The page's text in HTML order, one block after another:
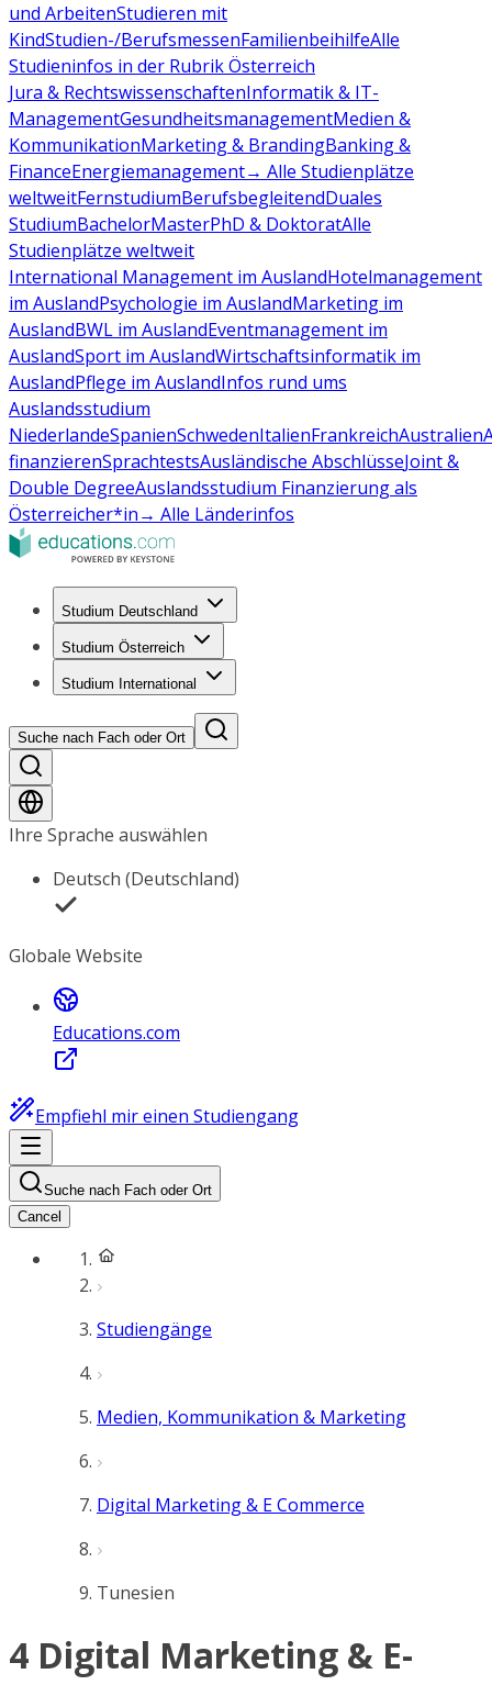
und ArbeitenStudieren mit
KindStudien-/BerufsmessenFamilienbeihilfeAlle
Studieninfos in der Rubrik Österreich
Jura & RechtswissenschaftenInformatik & IT-
ManagementGesundheitsmanagementMedien &
KommunikationMarketing & BrandingBanking &
FinanceEnergiemanagement→ Alle Studienplätze
weltweitFernstudiumBerufsbegleitendDuales
StudiumBachelorMasterPhD & DoktoratAlle
Studienplätze weltweit
International Management im AuslandHotelmanagement
im AuslandPsychologie im AuslandMarketing im
AuslandBWL im AuslandEventmanagement im
AuslandSport im AuslandWirtschaftsinformatik im
AuslandPflege im AuslandInfos rund ums
Auslandsstudium
NiederlandeSpanienSchwedenItalienFrankreichAustralien
finanzierenSprachtestsAusländische AbschlüsseJoint &
Double DegreeAuslandsstudium Finanzierung als
Österreicher*in→ Alle Länderinfos
Studium Deutschland
Studium Österreich
Studium International
Suche nach Fach oder Ort
Ihre Sprache auswählen
Deutsch (Deutschland)
Globale Website
Educations.com
Empfiehl mir einen Studiengang
Suche nach Fach oder Ort
Cancel
Studiengänge
Medien, Kommunikation & Marketing
Digital Marketing & E Commerce
Tunesien
4 Digital Marketing & E-